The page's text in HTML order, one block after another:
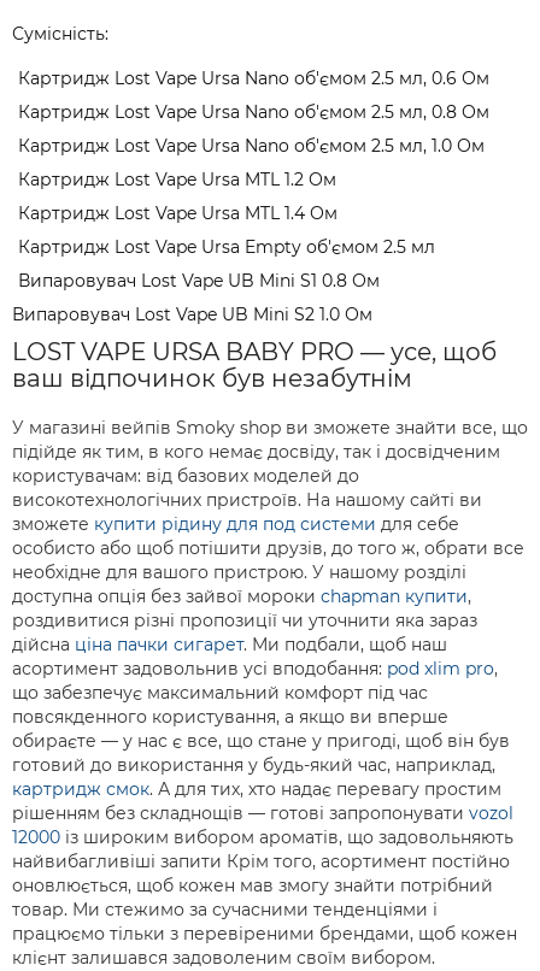
Сумісність:
Картридж Lost Vape Ursa Nano об'ємом 2.5 мл, 0.6 Ом
Картридж Lost Vape Ursa Nano об'ємом 2.5 мл, 0.8 Ом
Картридж Lost Vape Ursa Nano об'ємом 2.5 мл, 1.0 Ом
Картридж Lost Vape Ursa MTL 1.2 Ом
Картридж Lost Vape Ursa MTL 1.4 Ом
Картридж Lost Vape Ursa Empty об'ємом 2.5 мл
Випаровувач Lost Vape UB Mini S1 0.8 Ом
Випаровувач Lost Vape UB Mini S2 1.0 Ом
LOST VAPE URSA BABY PRO — усе, щоб
ваш відпочинок був незабутнім
У магазині вейпів Smoky shop ви зможете знайти все, що
підійде як тим, в кого немає досвіду, так і досвідченим
користувачам: від базових моделей до
високотехнологічних пристроїв. На нашому сайті ви
зможете купити рідину для под системи для себе
особисто або щоб потішити друзів, до того ж, обрати все
необхідне для вашого пристрою. У нашому розділі
доступна опція без зайвої мороки chapman купити,
роздивитися різні пропозиції чи уточнити яка зараз
дійсна ціна пачки сигарет. Ми подбали, щоб наш
асортимент задовольнив усі вподобання: pod xlim pro,
що забезпечує максимальний комфорт під час
повсякденного користування, а якщо ви вперше
обираєте — у нас є все, що стане у пригоді, щоб він був
готовий до використання у будь-який час, наприклад,
картридж смок. А для тих, хто надає перевагу простим
рішенням без складнощів — готові запропонувати vozol
12000 із широким вибором ароматів, що задовольняють
найвибагливіші запити Крім того, асортимент постійно
оновлюється, щоб кожен мав змогу знайти потрібний
товар. Ми стежимо за сучасними тенденціями і
працюємо тільки з перевіреними брендами, щоб кожен
клієнт залишався задоволеним своїм вибором.